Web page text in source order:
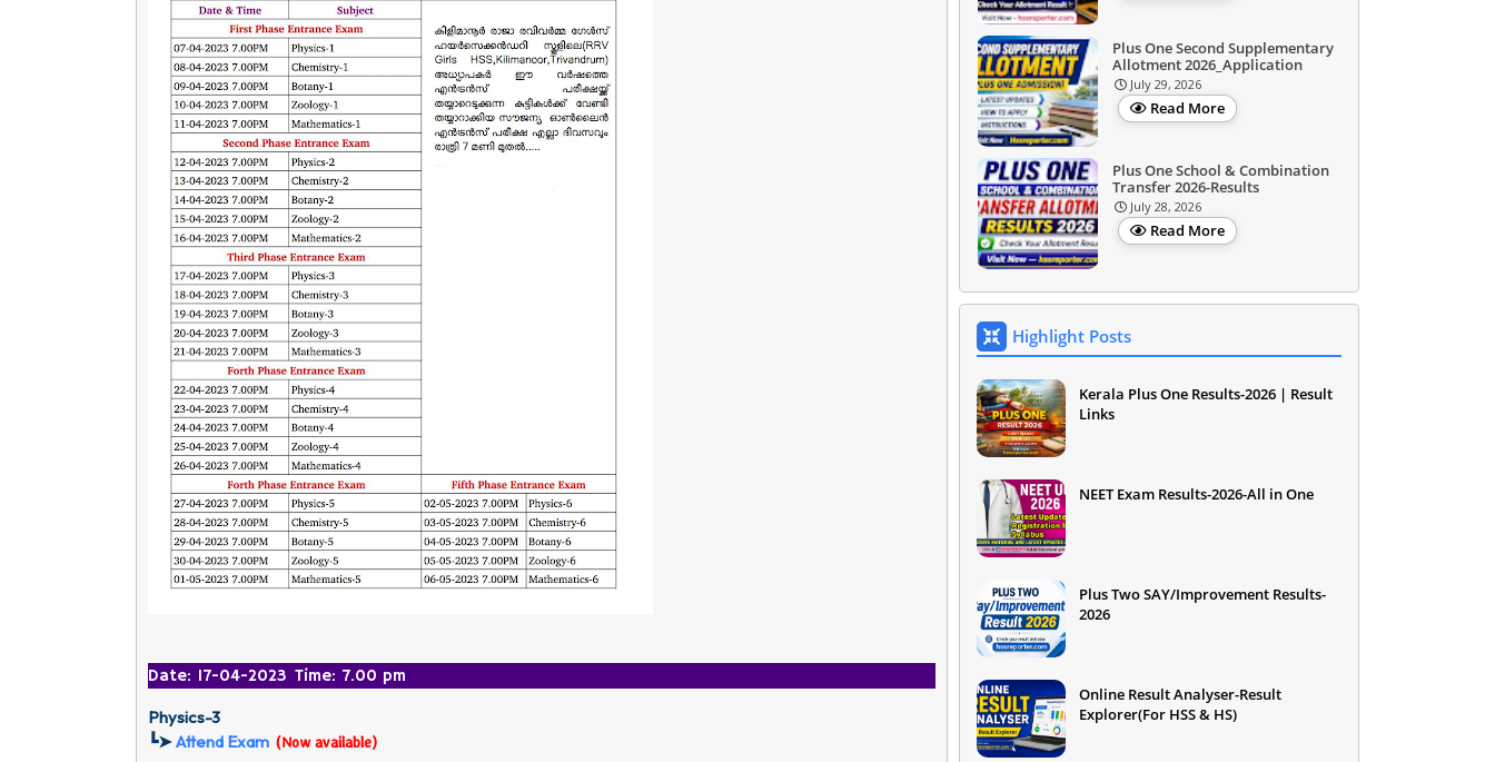
Date: 17-04-2023 Time: 7.00 pm
Physics-3
┗➤Attend Exam (Now available)
Plus One Second Supplementary
Allotment 2026_Application
July 29, 2026
Read More
Plus One School & Combination
Transfer 2026-Results
July 28, 2026
Read More
Highlight Posts
Kerala Plus One Results-2026 | Result
Links
NEET Exam Results-2026-All in One
Plus Two SAY/Improvement Results-
2026
Online Result Analyser-Result
Explorer(For HSS & HS)